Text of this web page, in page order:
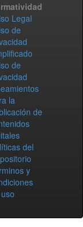
Legal
de
de
la
de
del
y